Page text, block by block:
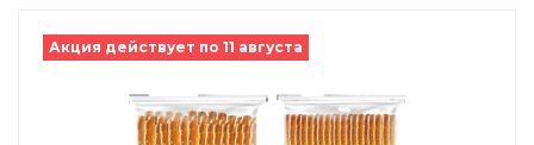
Акция действует по 11 августа